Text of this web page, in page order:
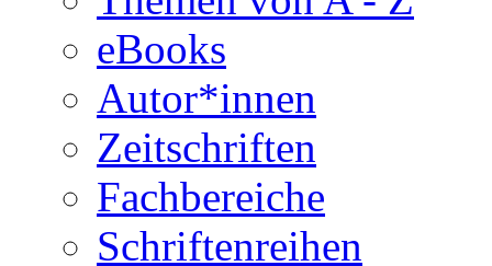
eBooks
Autor*innen
Zeitschriften
Fachbereiche
Schriftenreihen